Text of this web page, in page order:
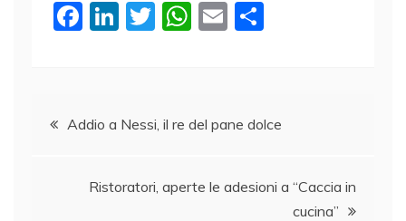
F
b
o
Li
dI
T
W
A
p
E
vi
Navigazione
Addio a Nessi, il re del pane dolce
Ristoratori, aperte le adesioni a “Caccia in
cucina”